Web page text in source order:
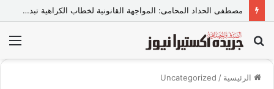
مصطفى الحداد المحامى: المواجهة القانونية لخطاب الكراهية تبدأ بتشريع واضح ووعي مجتمعي
بحث
عن
الرئيسية /
Uncategorized